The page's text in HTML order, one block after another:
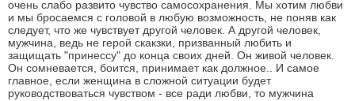
очень слабо развито чувство самосохранения. Мы хотим любви
и мы бросаемся с головой в любую возможность, не поняв как
следует, что же чувствует другой человек. А другой человек,
мужчина, ведь не герой скакзки, призванный любить и
защищать "принессу" до конца своих дней. Он живой человек.
Он сомневается, боится, принимает как должное.. И самое
главное, если женщина в сложной ситуации будет
руководствоваться чувством - все ради любви, то мужчина